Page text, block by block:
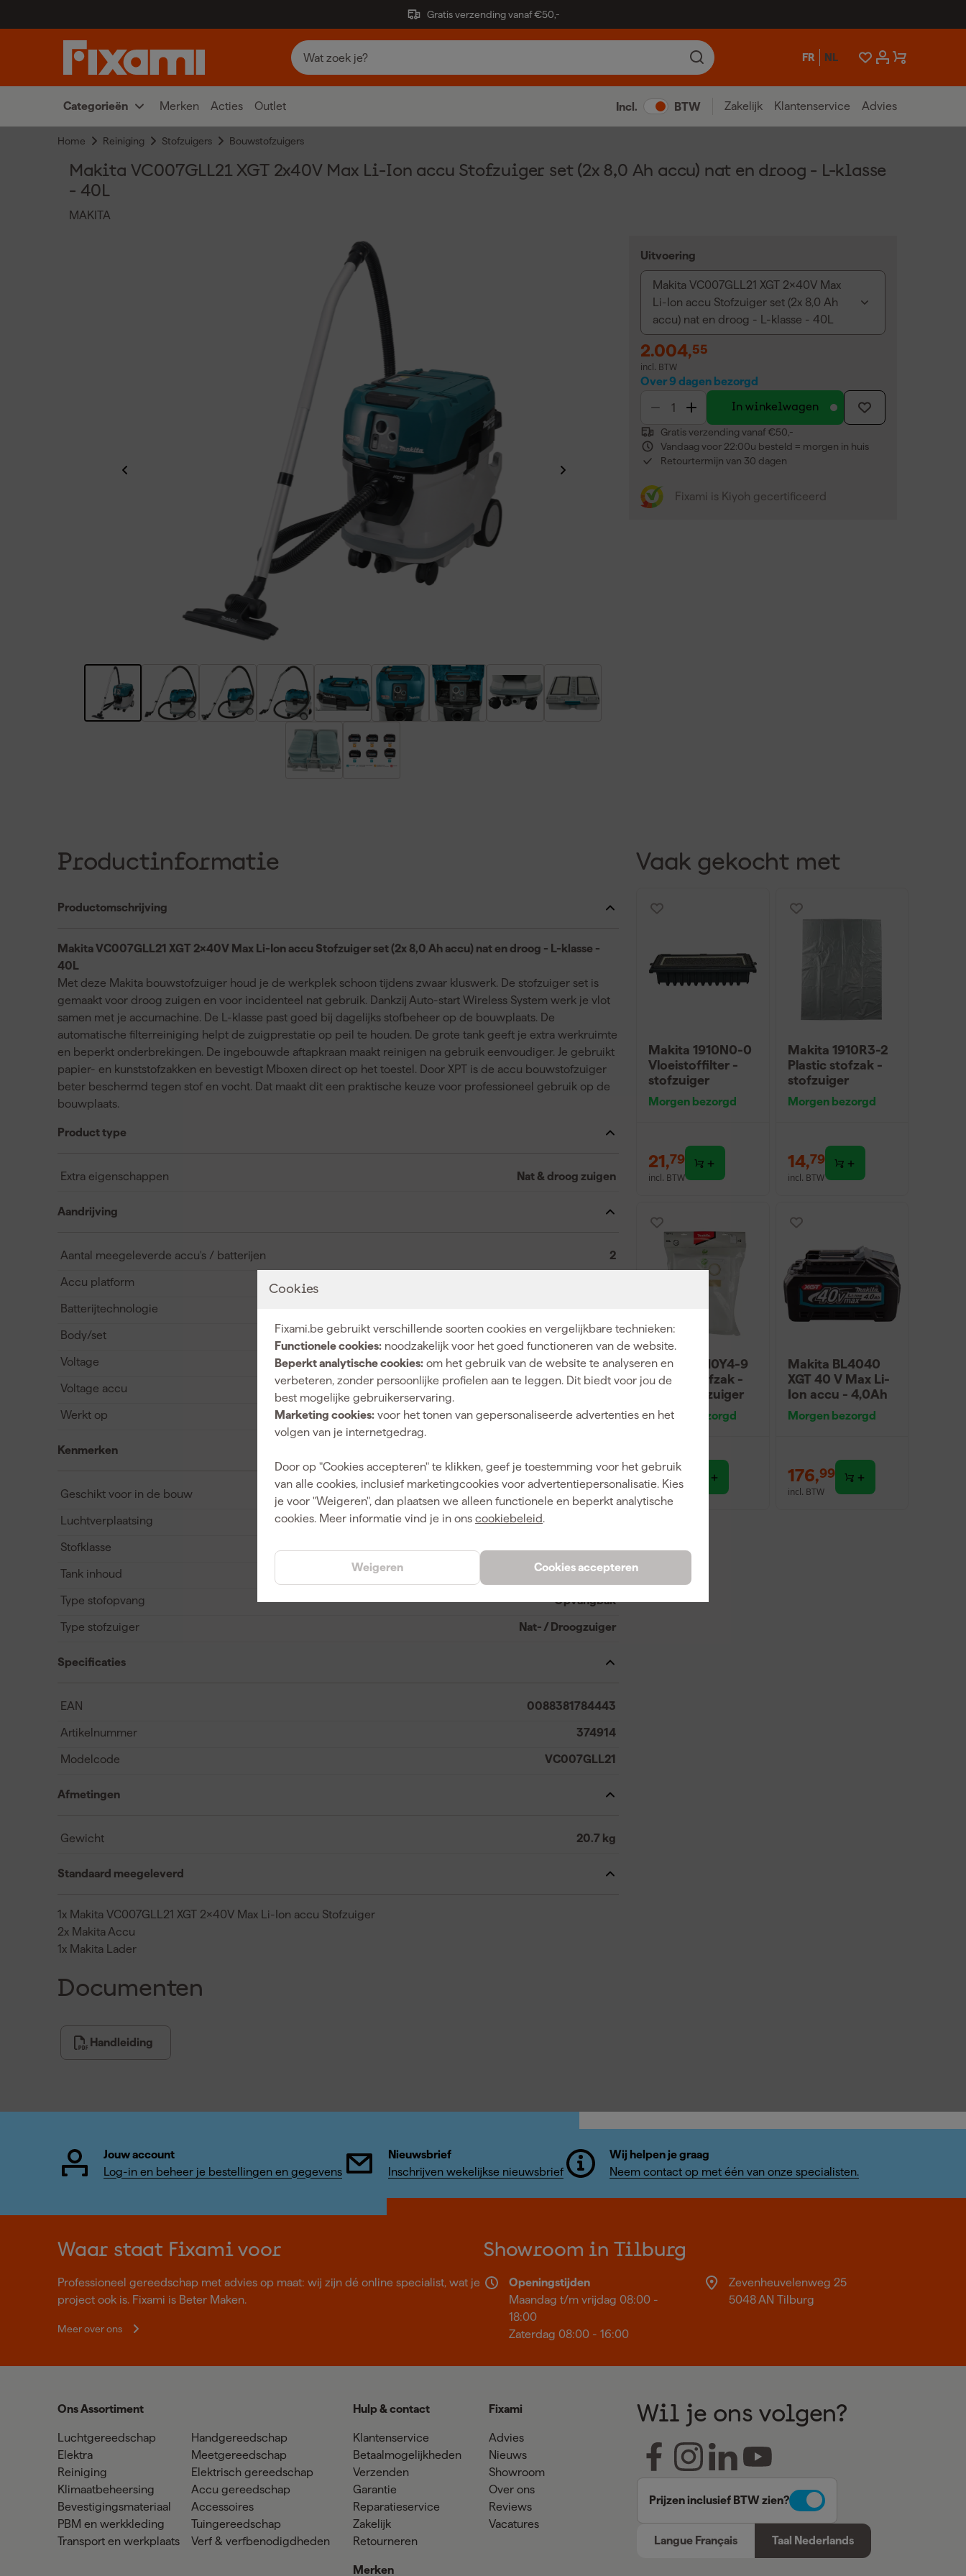
Gratis verzending vanaf €50,-
FR NL
Categorieën Merken Acties Outlet Incl. BTW Zakelijk Klantenservice Advies
Home Reiniging Stofzuigers Bouwstofzuigers
Cookies
Fixami.be gebruikt verschillende soorten cookies en vergelijkbare technieken:
Functionele cookies: noodzakelijk voor het goed functioneren van de website.
Beperkt analytische cookies: om het gebruik van de website te analyseren en
verbeteren, zonder persoonlijke profielen aan te leggen. Dit biedt voor jou de
best mogelijke gebruikerservaring.
Marketing cookies: voor het tonen van gepersonaliseerde advertenties en het
volgen van je internetgedrag.
Door op "Cookies accepteren" te klikken, geef je toestemming voor het gebruik
van alle cookies, inclusief marketingcookies voor advertentiepersonalisatie. Kies
je voor "Weigeren", dan plaatsen we alleen functionele en beperkt analytische
cookies. Meer informatie vind je in ons cookiebeleid.
Cookies accepteren
Weigeren
Makita VC007GLL21 XGT 2x40V Max Li-Ion accu Stofzuiger set (2x 8,0 Ah accu) nat en droog - L-klasse
- 40L
MAKITA
Uitvoering
Makita VC007GLL21 XGT 2x40V Max
Li-Ion accu Stofzuiger set (2x 8,0 Ah
accu) nat en droog - L-klasse - 40L
2.004,55
incl. BTW
Over 9 dagen bezorgd
In winkelwagen
Gratis verzending vanaf €50,-
Vandaag voor 22:00u besteld = morgen in huis
Retourtermijn van 30 dagen
Fixami is Kiyoh gecertificeerd
Productinformatie
Productomschrijving
Makita VC007GLL21 XGT 2x40V Max Li-Ion accu Stofzuiger set (2x 8,0 Ah accu) nat en droog - L-klasse -
40L
Met deze Makita bouwstofzuiger houd je de werkplek schoon tijdens zwaar kluswerk. De stofzuiger set is
gemaakt voor droog zuigen en voor incidenteel nat gebruik. Dankzij Auto-start Wireless System werk je vlot
samen met je accumachine. De L-klasse past goed bij dagelijks stofbeheer op de bouwplaats. De
automatische filterreiniging helpt de zuigprestatie op peil te houden. De grote tank geeft je extra werkruimte
en beperkt onderbrekingen. De ingebouwde aftapkraan maakt reinigen na gebruik eenvoudiger. Je gebruikt
papier- en kunststofzakken en bevestigt Mboxen direct op het toestel. Door XPT is de accu bouwstofzuiger
beter beschermd tegen stof en vocht. Dat maakt dit een praktische keuze voor professioneel gebruik op de
bouwplaats.
Product type
Extra eigenschappen Nat & droog zuigen
Aandrijving
Aantal meegeleverde accu's / batterijen 2
Accu platform
Batterijtechnologie
Body/set Set
Voltage 40
Voltage accu 40 V
Werkt op Accu
Kenmerken
Geschikt voor in de bouw
Luchtverplaatsing
Stofklasse
Tank inhoud 40 l
Type stofopvang Opvangbak
Type stofzuiger Nat- / Droogzuiger
Specificaties
EAN 0088381784443
Artikelnummer 374914
Modelcode VC007GLL21
Afmetingen
Gewicht 20.7 kg
Standaard meegeleverd
1x Makita VC007GLL21 XGT 2x40V Max Li-Ion accu Stofzuiger
2x Makita Accu
1x Makita Lader
Documenten
Handleiding
Vaak gekocht met
Makita 1910N0-0
Vloeistoffilter -
stofzuiger
Morgen bezorgd
21,79
incl. BTW
Makita 1910R3-2
Plastic stofzak -
stofzuiger
Morgen bezorgd
14,79
incl. BTW
Makita 1910Y4-9
Fleece stofzak -
35L - stofzuiger
Morgen bezorgd
28,49
incl. BTW
Makita BL4040
XGT 40 V Max Li-
Ion accu - 4,0Ah
Morgen bezorgd
176,99
incl. BTW
Jouw account
Log-in en beheer je bestellingen en gegevens
Nieuwsbrief
Inschrijven wekelijkse nieuwsbrief
Wij helpen je graag
Neem contact op met één van onze specialisten.
Waar staat Fixami voor
Professioneel gereedschap met advies op maat: wij zijn dé online specialist, wat je
project ook is. Fixami is Beter Maken.
Meer over ons
Showroom in Tilburg
Openingstijden
Maandag t/m vrijdag 08:00 -
18:00
Zaterdag 08:00 - 16:00
Zevenheuvelenweg 25
5048 AN Tilburg
Ons Assortiment
Luchtgereedschap
Elektra
Reiniging
Klimaatbeheersing
Bevestigingsmateriaal
PBM en werkkleding
Transport en werkplaats
Handgereedschap
Meetgereedschap
Elektrisch gereedschap
Accu gereedschap
Accessoires
Tuingereedschap
Verf & verfbenodigdheden
Hulp & contact
Klantenservice
Betaalmogelijkheden
Verzenden
Garantie
Reparatieservice
Zakelijk
Retourneren
Merken
Fixami
Advies
Nieuws
Showroom
Over ons
Reviews
Vacatures
Wil je ons volgen?
Prijzen inclusief BTW zien?
Langue Français Taal Nederlands